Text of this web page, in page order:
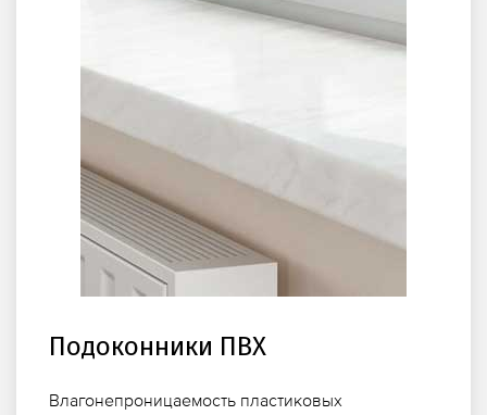
Подоконники ПВХ
Влагонепроницаемость пластиковых